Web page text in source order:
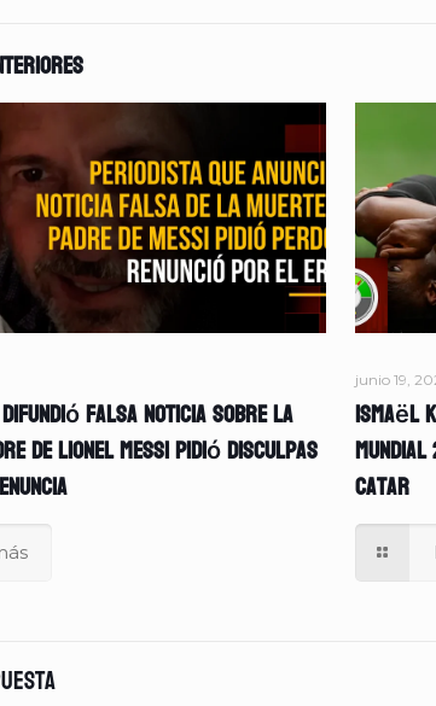
falsa noticia sobre la
de Lionel Messi pidió disculpas
junio 19,
Ismaël
Catar